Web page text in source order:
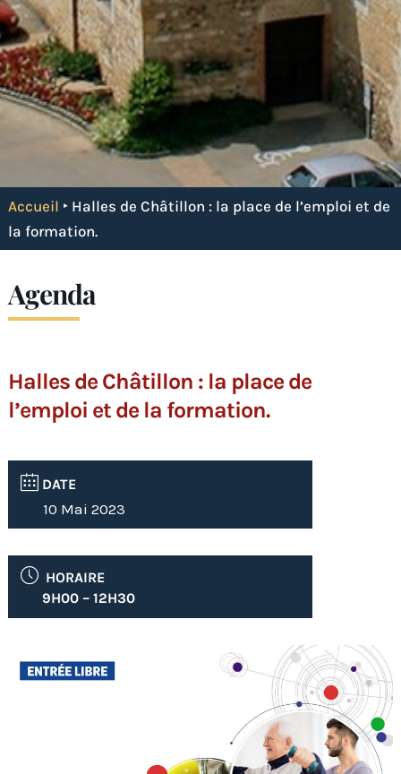
Accueil ‣ Halles de Châtillon : la place de l’emploi et de
la formation.
Agenda
Halles de Châtillon : la place de
l’emploi et de la formation.
DATE
10 Mai 2023
HORAIRE
9H00 – 12H30